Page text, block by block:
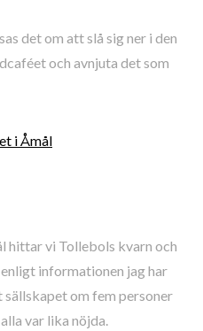
det om att slå sig ner i den
och avnjuta det som
i Åmål
hittar vi Tollebols kvarn och
informationen jag har
om fem personer
var lika nöjda.